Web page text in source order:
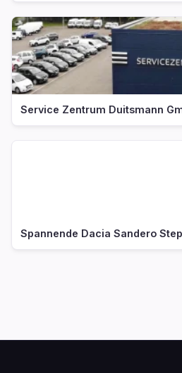
Service Zentrum Duitsmann
Spannende Dacia Sandero